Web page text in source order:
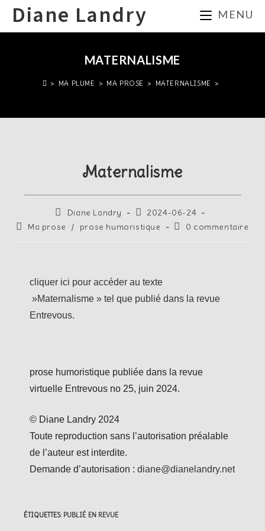
Diane Landry MENU
MATERNALISME
> MA PLUME > MA PROSE > MATERNALISME >
Maternalisme
Diane Landry
2024-06-24
Ma prose
/ prose humoristique 0 commentaire
cliquer ici pour accéder au texte
»Maternalisme » tel que publié dans la revue
Entrevous.
prose humoristique publiée dans la revue
virtuelle Entrevous no 25, juin 2024.
© Diane Landry 2024
Toute reproduction sans l’autorisation préalable
de l’auteur est interdite.
Demande d’autorisation : diane@dianelandry.net
ÉTIQUETTES: PUBLIÉ EN REVUE